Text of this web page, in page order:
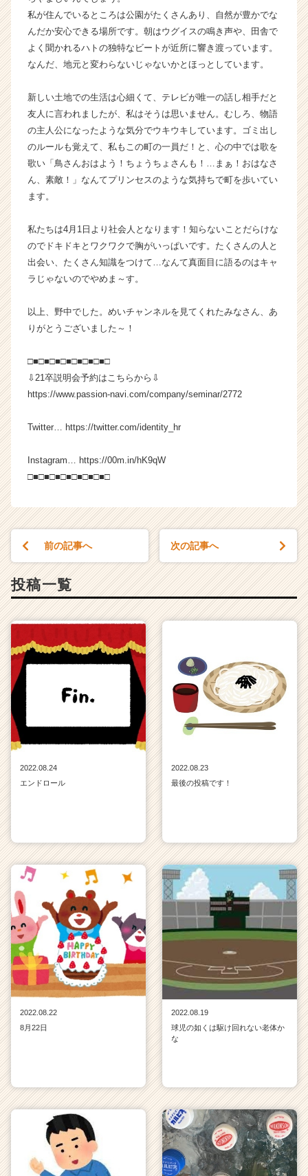
く
就
活
サ
イ
チ
ア
キ
ャ
リ
ア
e
r
C
a
e
r）
私が住んでいるところは公園がたくさんあり、自然が豊かでな
んだか安心できる場所です。朝はウグイスの鳴き声や、田舎で
よく聞かれるハトの独特なビートが近所に響き渡っています。
なんだ、地元と変わらないじゃないかとほっとしています。
新しい土地での生活は心細くて、テレビが唯一の話し相手だと
友人に言われましたが、私はそうは思いません。むしろ、物語
の主人公になったような気分でウキウキしています。ゴミ出し
のルールも覚えて、私もこの町の一員だ！と、心の中では歌を
歌い「鳥さんおはよう！ちょうちょさんも！…まぁ！おはなさ
ん、素敵！」なんてプリンセスのような気持ちで町を歩いてい
ます。
私たちは4月1日より社会人となります！知らないことだらけな
のでドキドキとワクワクで胸がいっぱいです。たくさんの人と
出会い、たくさん知識をつけて…なんて真面目に語るのはキャ
ラじゃないのでやめま～す。
以上、野中でした。めいチャンネルを見てくれたみなさん、あ
りがとうございました～！
□■□■□■□■□■□■□■□
⇩21卒説明会予約はこちらから⇩
https://www.passion-navi.com/company/seminar/2772
Twitter… https://twitter.com/identity_hr
Instagram… https://00m.in/hK9qW
□■□■□■□■□■□■□■□
前の記事へ 次の記事へ
投稿一覧
2022.08.24
エンドロール
2022.08.23
最後の投稿です！
2022.08.22
8月22日
2022.08.19
球児の如くは駆け回れない老体か
な